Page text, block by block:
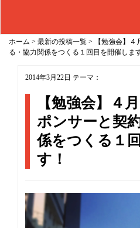
ホーム > 最新の投稿一覧 >
【勉強会】
る・協力関係をつくる１回目を開催しま
2014年3月22日 テーマ：
【勉強会】４
ポンサーと契
係をつくる１
す！